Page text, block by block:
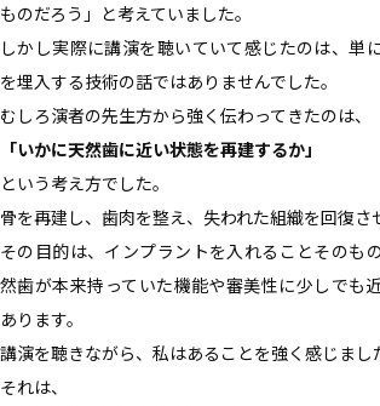
ものだろう」と考えていました。
しかし実際に講演を聴いていて感じたのは、単
を埋入する技術の話ではありませんでした。
むしろ演者の先生方から強く伝わってきたのは、
「いかに天然歯に近い状態を再建するか」
という考え方でした。
骨を再建し、歯肉を整え、失われた組織を回復さ
その目的は、インプラントを入れることそのも
然歯が本来持っていた機能や審美性に少しでも
あります。
講演を聴きながら、私はあることを強く感じまし
それは、